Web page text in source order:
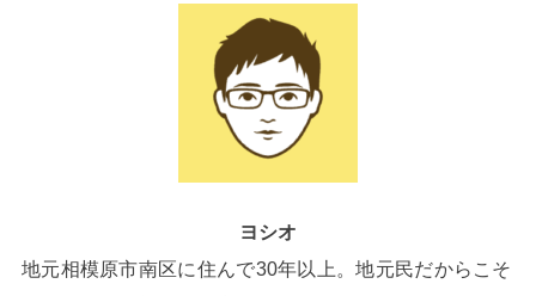
ヨシオ
地元相模原市南区に住んで30年以上。地元民だからこそ